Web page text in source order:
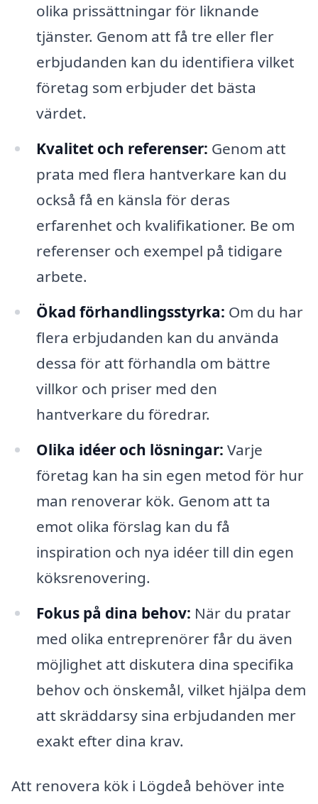
olika prissättningar för liknande
tjänster. Genom att få tre eller fler
erbjudanden kan du identifiera vilket
företag som erbjuder det bästa
värdet.
Kvalitet och referenser: Genom att
prata med flera hantverkare kan du
också få en känsla för deras
erfarenhet och kvalifikationer. Be om
referenser och exempel på tidigare
arbete.
Ökad förhandlingsstyrka: Om du har
flera erbjudanden kan du använda
dessa för att förhandla om bättre
villkor och priser med den
hantverkare du föredrar.
Olika idéer och lösningar: Varje
företag kan ha sin egen metod för hur
man renoverar kök. Genom att ta
emot olika förslag kan du få
inspiration och nya idéer till din egen
köksrenovering.
Fokus på dina behov: När du pratar
med olika entreprenörer får du även
möjlighet att diskutera dina specifika
behov och önskemål, vilket hjälpa dem
att skräddarsy sina erbjudanden mer
exakt efter dina krav.
Att renovera kök i Lögdeå behöver inte